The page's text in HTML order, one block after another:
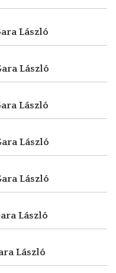
László
László
László
László
László
László
László